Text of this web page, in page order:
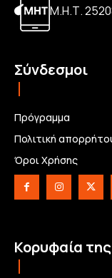
Μ.Η.Τ.
Σύνδεσμοι
Πρόγραμμα
Πολιτική
Όροι Χρήσης
Κορυφαία